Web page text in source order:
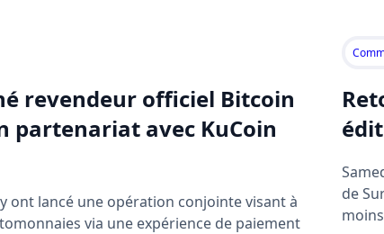
revendeur officiel Bitcoin
partenariat avec KuCoin
ont lancé une opération conjointe visant à
via une expérience de paiement
de